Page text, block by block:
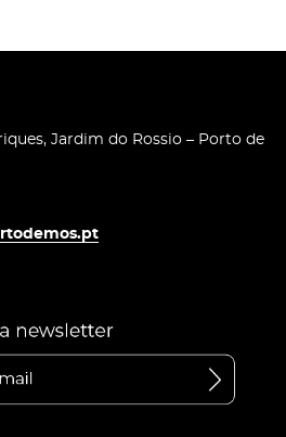
Jardim do Rossio – Porto de